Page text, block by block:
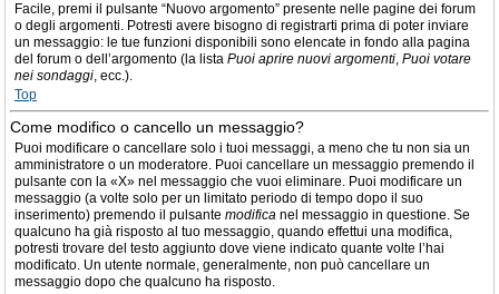
Facile, premi il pulsante “Nuovo argomento” presente nelle pagine dei forum
o degli argomenti. Potresti avere bisogno di registrarti prima di poter inviare
un messaggio: le tue funzioni disponibili sono elencate in fondo alla pagina
del forum o dell’argomento (la lista Puoi aprire nuovi argomenti, Puoi votare
nei sondaggi, ecc.).
Top
Come modifico o cancello un messaggio?
Puoi modificare o cancellare solo i tuoi messaggi, a meno che tu non sia un
amministratore o un moderatore. Puoi cancellare un messaggio premendo il
pulsante con la «X» nel messaggio che vuoi eliminare. Puoi modificare un
messaggio (a volte solo per un limitato periodo di tempo dopo il suo
inserimento) premendo il pulsante modifica nel messaggio in questione. Se
qualcuno ha già risposto al tuo messaggio, quando effettui una modifica,
potresti trovare del testo aggiunto dove viene indicato quante volte l’hai
modificato. Un utente normale, generalmente, non può cancellare un
messaggio dopo che qualcuno ha risposto.